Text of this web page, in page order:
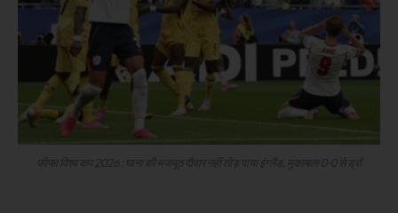
फीफा विश्व कप 2026 : घाना की मजबूत दीवार नहीं तोड़ पाया इंग्लैंड, मुकाबला 0-0 से ड्रॉ